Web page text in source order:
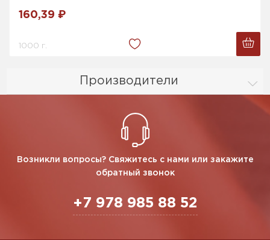
Производители
160,39 ₽
1000 г.
Возникли вопросы? Свяжитесь с нами или закажите
обратный звонок
+7 978 985 88 52